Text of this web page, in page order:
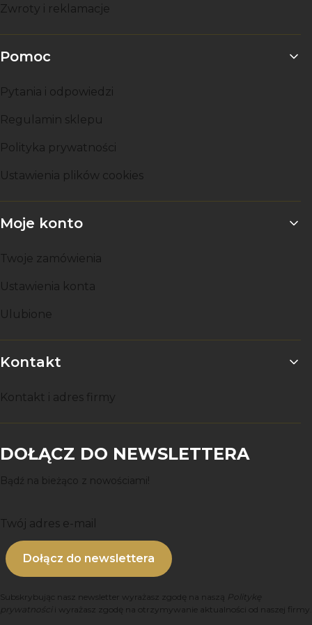
Zwroty i reklamacje
Pomoc
Pytania i odpowiedzi
Regulamin sklepu
Polityka prywatności
Ustawienia plików cookies
Moje konto
Twoje zamówienia
Ustawienia konta
Ulubione
Kontakt
Kontakt i adres firmy
DOŁĄCZ DO NEWSLETTERA
Bądź na bieżąco z nowościami!
Twój adres e-mail
Dołącz do newslettera
Subskrybując nasz newsletter wyrażasz zgodę na naszą Politykę
prywatności
i wyrażasz zgodę na otrzymywanie aktualności od naszej firmy.